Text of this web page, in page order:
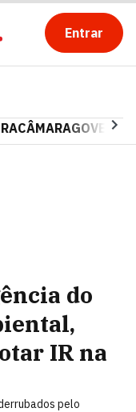
Entrar
CÂMARAGOVERNO
do
IR na
pelo